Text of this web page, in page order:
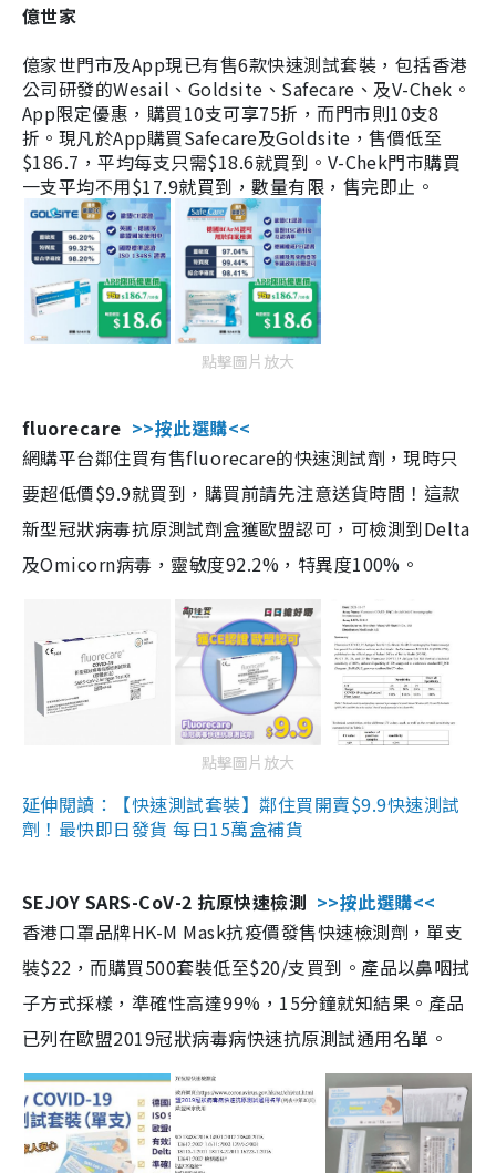
億世家
億家世門市及App現已有售6款快速測試套裝，包括香港
公司研發的Wesail、Goldsite、Safecare、及V-Chek。
App限定優惠，購買10支可享75折，而門市則10支8
折。現凡於App購買Safecare及Goldsite，售價低至
$186.7，平均每支只需$18.6就買到。V-Chek門市購買
一支平均不用$17.9就買到，數量有限，售完即止。
點擊圖片放大
fluorecare >>按此選購<<
網購平台鄰住買有售fluorecare的快速測試劑，現時只
要超低價$9.9就買到，購買前請先注意送貨時間！這款
新型冠狀病毒抗原測試劑盒獲歐盟認可，可檢測到Delta
及Omicorn病毒，靈敏度92.2%，特異度100%。
點擊圖片放大
延伸閱讀：【快速測試套裝】鄰住買開賣$9.9快速測試
劑！最快即日發貨 每日15萬盒補貨
SEJOY SARS-CoV-2 抗原快速檢測 >>按此選購<<
香港口罩品牌HK-M Mask抗疫價發售快速檢測劑，單支
裝$22，而購買500套裝低至$20/支買到。產品以鼻咽拭
子方式採樣，準確性高達99%，15分鐘就知結果。產品
已列在歐盟2019冠狀病毒病快速抗原測試通用名單。